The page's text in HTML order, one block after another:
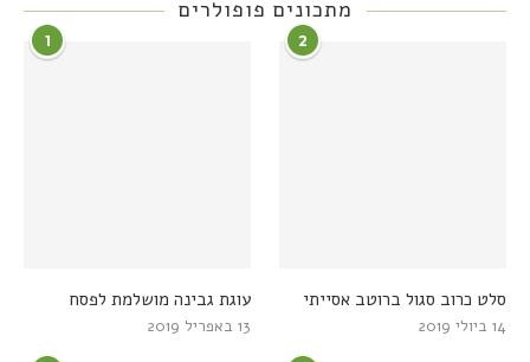
מתכונים פופולרים
1
עוגת גבינה מושלמת לפסח
13 באפריל 2019
2
סלט כרוב סגול ברוטב אסייתי
14 ביולי 2019